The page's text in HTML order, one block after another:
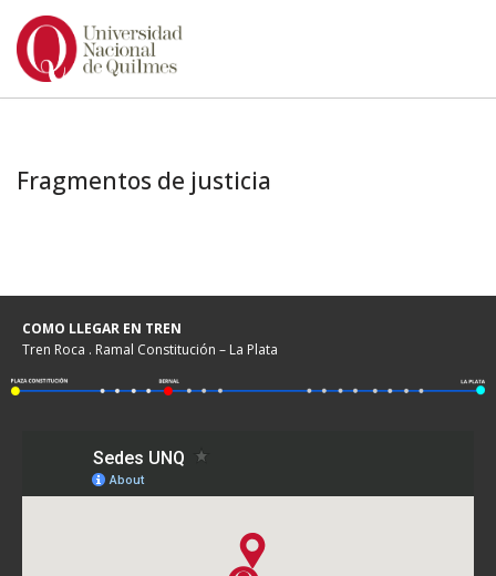
Ir
Fragmentos de justicia
COMO LLEGAR EN TREN
Tren Roca . Ramal Constitución – La Plata